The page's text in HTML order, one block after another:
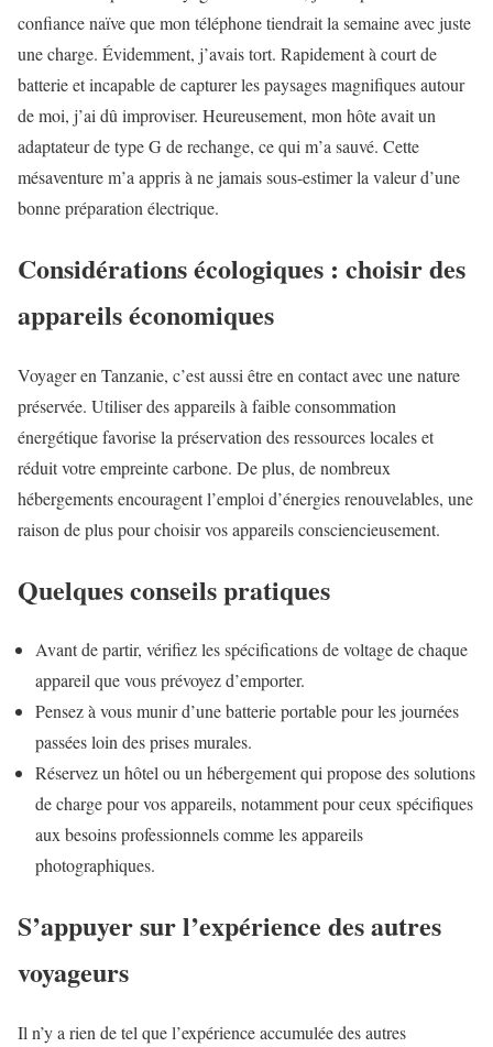
confiance naïve que mon téléphone tiendrait la semaine avec juste
une charge. Évidemment, j’avais tort. Rapidement à court de
batterie et incapable de capturer les paysages magnifiques autour
de moi, j’ai dû improviser. Heureusement, mon hôte avait un
adaptateur de type G de rechange, ce qui m’a sauvé. Cette
mésaventure m’a appris à ne jamais sous-estimer la valeur d’une
bonne préparation électrique.
Considérations écologiques : choisir des
appareils économiques
Voyager en Tanzanie, c’est aussi être en contact avec une nature
préservée. Utiliser des appareils à faible consommation
énergétique favorise la préservation des ressources locales et
réduit votre empreinte carbone. De plus, de nombreux
hébergements encouragent l’emploi d’énergies renouvelables, une
raison de plus pour choisir vos appareils consciencieusement.
Quelques conseils pratiques
Avant de partir, vérifiez les spécifications de voltage de chaque
appareil que vous prévoyez d’emporter.
Pensez à vous munir d’une batterie portable pour les journées
passées loin des prises murales.
Réservez un hôtel ou un hébergement qui propose des solutions
de charge pour vos appareils, notamment pour ceux spécifiques
aux besoins professionnels comme les appareils
photographiques.
S’appuyer sur l’expérience des autres
voyageurs
Il n’y a rien de tel que l’expérience accumulée des autres